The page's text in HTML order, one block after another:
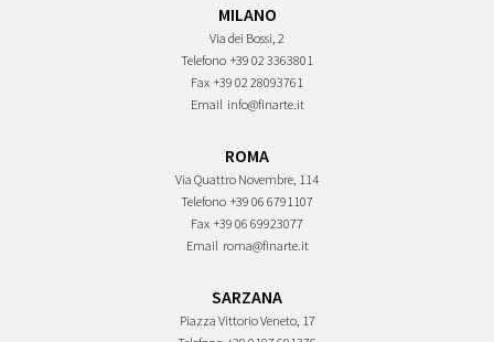
MILANO
Via dei Bossi, 2
Telefono +39 02 3363801
Fax +39 02 28093761
Email info@finarte.it
ROMA
Via Quattro Novembre, 114
Telefono +39 06 6791107
Fax +39 06 69923077
Email roma@finarte.it
SARZANA
Piazza Vittorio Veneto, 17